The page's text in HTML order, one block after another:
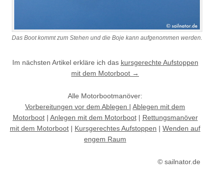
Das Boot kommt zum Stehen und die Boje kann aufgenommen werden.
Im nächsten Artikel erkläre ich das kursgerechte Aufstoppen
mit dem Motorboot →
Alle Motorbootmanöver:
Vorbereitungen vor dem Ablegen | Ablegen mit dem
Motorboot| Anlegen mit dem Motorboot| Rettungsmanöver
mit dem Motorboot | Kursgerechtes Aufstoppen | Wenden auf
engem Raum
© sailnator.de